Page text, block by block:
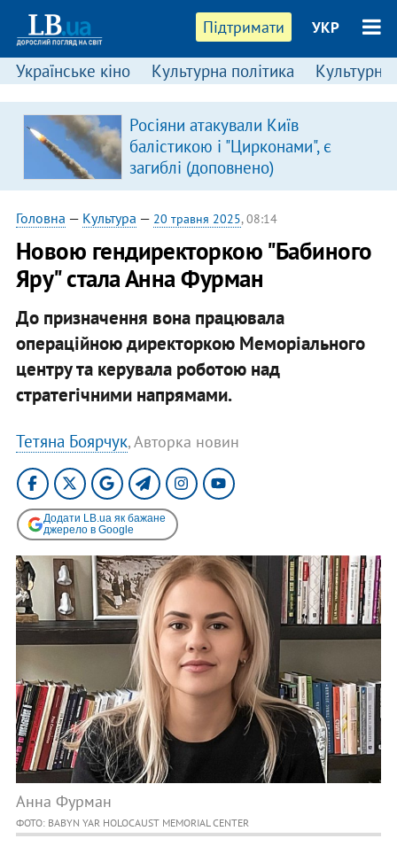
Підтримати УКР
Українське кіно Культурна політика Культурні
Росіяни атакували Київ
балістикою і "Цирконами", є
загиблі (доповнено)
Головна — Культура — 20 травня 2025, 08:14
Новою гендиректоркою "Бабиного
Яру" стала Анна Фурман
До призначення вона працювала
операційною директоркою Меморіального
центру та керувала роботою над
стратегічними напрямами.
Тетяна Боярчук, Авторка новин
Додати LB.ua як бажане
джерело в Google
Анна Фурман
ФОТО: BABYN YAR HOLOCAUST MEMORIAL CENTER